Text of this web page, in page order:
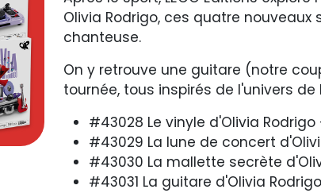
Olivia Rodrigo, ces quatre
chanteuse.
On y retrouve une guitare (notre
tournée, tous inspirés de l'univers de
#43028 Le vinyle d'Olivia
#43029 La lune de concert
#43030 La mallette secrète
#43031 La guitare d'Olivia